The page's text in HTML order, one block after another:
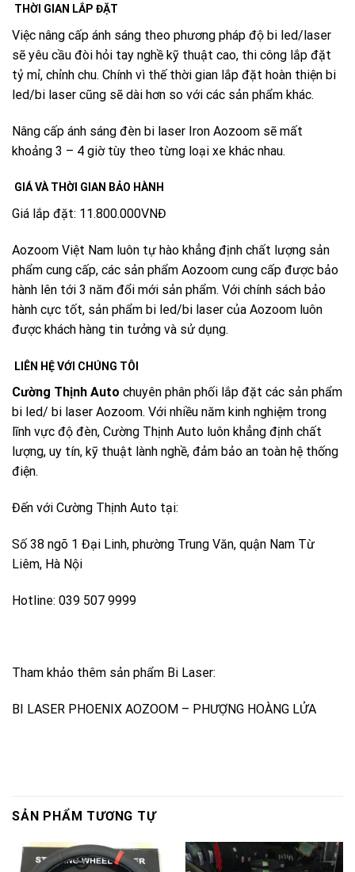
THỜI GIAN LẮP ĐẶT
Việc nâng cấp ánh sáng theo phương pháp độ bi led/laser
sẽ yêu cầu đòi hỏi tay nghề kỹ thuật cao, thi công lắp đặt
tỷ mỉ, chỉnh chu. Chính vì thế thời gian lắp đặt hoàn thiện bi
led/bi laser cũng sẽ dài hơn so với các sản phẩm khác.
Nâng cấp ánh sáng đèn bi laser Iron Aozoom sẽ mất
khoảng 3 – 4 giờ tùy theo từng loại xe khác nhau.
GIÁ VÀ THỜI GIAN BẢO HÀNH
Giá lắp đặt: 11.800.000VNĐ
Aozoom Việt Nam luôn tự hào khẳng định chất lượng sản
phẩm cung cấp, các sản phẩm Aozoom cung cấp được bảo
hành lên tới 3 năm đổi mới sản phẩm. Với chính sách bảo
hành cực tốt, sản phẩm bi led/bi laser của Aozoom luôn
được khách hàng tin tưởng và sử dụng.
LIÊN HỆ VỚI CHÚNG TÔI
Cường Thịnh Auto chuyên phân phối lắp đặt các sản phẩm
bi led/ bi laser Aozoom. Với nhiều năm kinh nghiệm trong
lĩnh vực độ đèn, Cường Thịnh Auto luôn khẳng định chất
lượng, uy tín, kỹ thuật lành nghề, đảm bảo an toàn hệ thống
điện.
Đến với Cường Thịnh Auto tại:
Số 38 ngõ 1 Đại Linh, phường Trung Văn, quận Nam Từ
Liêm, Hà Nội
Hotline: 039 507 9999
Tham khảo thêm sản phẩm Bi Laser:
BI LASER PHOENIX AOZOOM – PHƯỢNG HOÀNG LỬA
SẢN PHẨM TƯƠNG TỰ